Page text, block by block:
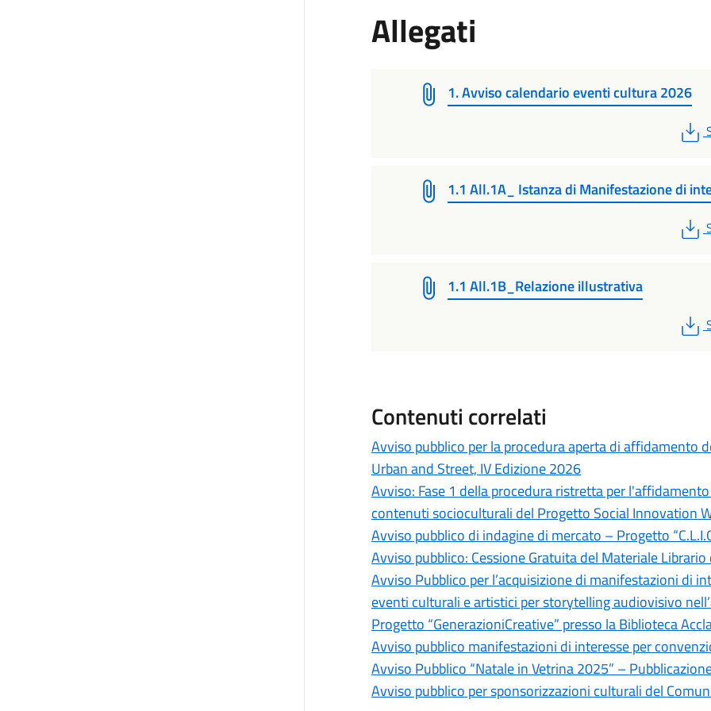
Allegati
1. Avviso calendario eventi cultura 2026
1.1 All.1A_ Istanza di Manifestazione di
1.1 All.1B_Relazione illustrativa
Contenuti correlati
Avviso pubblico per la procedura aperta di affidamento
Urban and Street, IV Edizione 2026
Avviso: Fase 1 della procedura ristretta per
contenuti socioculturali del Progetto Social Innovation
Avviso pubblico di indagine di mercato – Progetto
Avviso pubblico: Cessione Gratuita del Materiale
Avviso Pubblico per l’acquisizione di manifestazioni di
eventi culturali e artistici per storytelling audiovisivo
Progetto “GenerazioniCreative” presso la Biblioteca
Avviso pubblico manifestazioni di interesse per
Avviso Pubblico “Natale in Vetrina 2025” –
Avviso pubblico per sponsorizzazioni culturali del